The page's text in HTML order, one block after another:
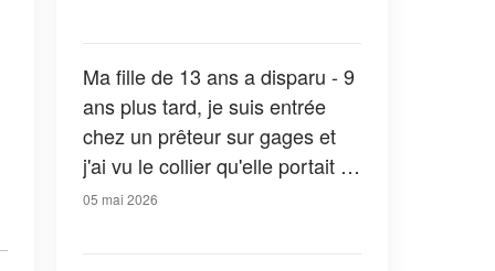
Ma fille de 13 ans a disparu - 9
ans plus tard, je suis entrée
chez un prêteur sur gages et
j'ai vu le collier qu'elle portait ce
jour-là
05 mai 2026